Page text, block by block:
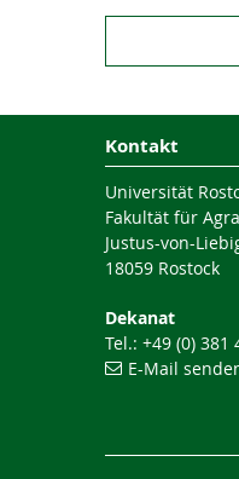
Kontakt
Universität
Fakultät für
Justus-von-
18059 Rostock
Dekanat
Tel.: +49 (0) 381
E-Mail